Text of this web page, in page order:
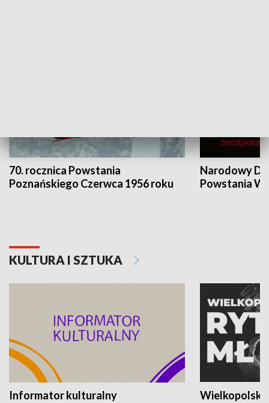
70. rocznica Powstania
Poznańskiego Czerwca 1956 roku
Narodowy
Powstania
KULTURA I SZTUKA
Informator kulturalny